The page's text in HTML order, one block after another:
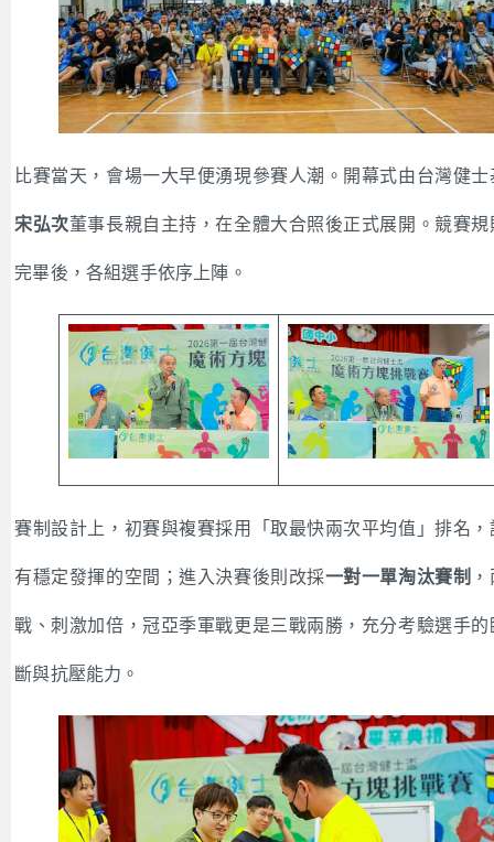
比賽當天，會場一大早便湧現參賽人潮。開幕式由台灣健士
宋弘次董事長親自主持，在全體大合照後正式展開。競賽規
完畢後，各組選手依序上陣。
賽制設計上，初賽與複賽採用「取最快兩次平均值」排名，
有穩定發揮的空間；進入決賽後則改採一對一單淘汰賽制
戰、刺激加倍，冠亞季軍戰更是三戰兩勝，充分考驗選手的
斷與抗壓能力。